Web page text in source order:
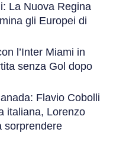
La Nuova Regina
gli Europei di
l’Inter Miami in
senza Gol dopo
Flavio Cobolli
italiana, Lorenzo
sorprendere